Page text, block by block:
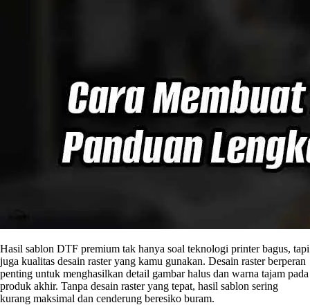
Hasil sablon DTF premium tak hanya soal teknologi printer bagus, tapi
juga kualitas desain raster yang kamu gunakan. Desain raster berperan
penting untuk menghasilkan detail gambar halus dan warna tajam pada
produk akhir. Tanpa desain raster yang tepat, hasil sablon sering
kurang maksimal dan cenderung beresiko buram.